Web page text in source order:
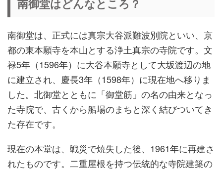
南御堂はどんなところ？
南御堂は、正式には真宗大谷派難波別院といい、京
都の東本願寺を本山とする浄土真宗の寺院です。文
禄5年（1596年）に大谷本願寺として大坂渡辺の地
に建立され、慶長3年（1598年）に現在地へ移りま
した。北御堂とともに「御堂筋」の名の由来となっ
た寺院で、古くから船場のまちと深く結びついてき
た存在です。
現在の本堂は、戦災で焼失した後、1961年に再建さ
れたものです。二重屋根を持つ伝統的な寺院建築の